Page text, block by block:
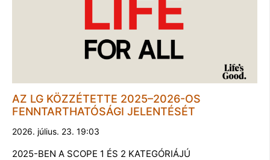
AZ LG KÖZZÉTETTE 2025–2026-OS
FENNTARTHATÓSÁGI JELENTÉSÉT
2026. július. 23. 19:03
2025-BEN A SCOPE 1 ÉS 2 KATEGÓRIÁJÚ